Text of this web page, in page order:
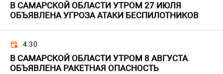
В САМАРСКОЙ ОБЛАСТИ УТРОМ 27 ИЮЛЯ
ОБЪЯВЛЕНА УГРОЗА АТАКИ БЕСПИЛОТНИКОВ
4:30
В САМАРСКОЙ ОБЛАСТИ УТРОМ 8 АВГУСТА
ОБЪЯВЛЕНА РАКЕТНАЯ ОПАСНОСТЬ